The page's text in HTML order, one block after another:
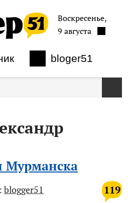
bloger51
Воскресенье,
9 августа
Мурманска
119
blogger51